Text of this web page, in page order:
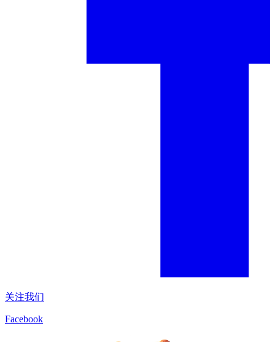
关注我们
Facebook